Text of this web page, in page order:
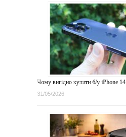
Чому вигідно купити б/у iPhone
31/05/2026